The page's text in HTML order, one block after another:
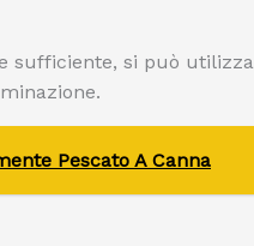
sufficiente, si può
Pescato A Canna